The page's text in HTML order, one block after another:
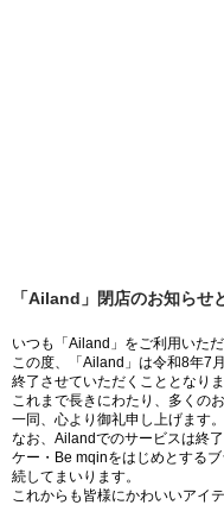
「Ailand」閉店のお知らせ
いつも「Ailand」をご利用いた
この度、「Ailand」は令和8年7
終了させていただくこととなりま
これまで長きにわたり、多くの
一同、心より御礼申し上げます。
なお、Ailandでのサービスは終
ケー・Be mqinをはじめとする
続してまいります。
これからも皆様にかわいいアイ